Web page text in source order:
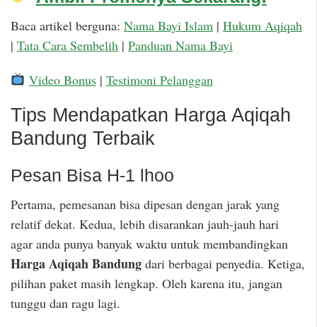
Baca artikel berguna: Nama Bayi Islam | Hukum Aqiqah
| Tata Cara Sembelih | Panduan Nama Bayi
Video Bonus| Testimoni Pelanggan
Tips Mendapatkan Harga Aqiqah
Bandung Terbaik
Pesan Bisa H-1 lhoo
Pertama, pemesanan bisa dipesan dengan jarak yang
relatif dekat. Kedua, lebih disarankan jauh-jauh hari
agar anda punya banyak waktu untuk membandingkan
Harga Aqiqah Bandung dari berbagai penyedia. Ketiga,
pilihan paket masih lengkap. Oleh karena itu, jangan
tunggu dan ragu lagi.